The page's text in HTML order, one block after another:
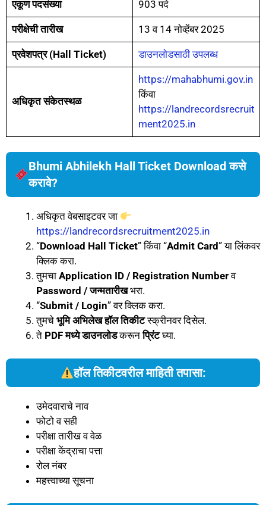
एकूण पदसंख्या 903 पदे
परीक्षेची तारीख 13 व 14 नोव्हेंबर 2025
प्रवेशपत्र (Hall Ticket) डाउनलोडसाठी उपलब्ध
अधिकृत संकेतस्थळ
https://mahabhumi.gov.in
किंवा
https://landrecordsrecruit
ment2025.in
Bhumi Abhilekh Hall Ticket Download कसे
करावे?
अधिकृत वेबसाइटवर जा
https://landrecordsrecruitment2025.in
“Download Hall Ticket” किंवा “Admit Card” या लिंकवर
क्लिक करा.
तुमचा Application ID / Registration Numberव
Password / जन्मतारीखभरा.
“Submit / Login” वर क्लिक करा.
तुमचे भूमि अभिलेख हॉल तिकीटस्क्रीनवर दिसेल.
ते PDF मध्ये डाउनलोडकरूनप्रिंटघ्या.
हॉल तिकीटवरील माहिती तपासा:
उमेदवाराचे नाव
फोटो व सही
परीक्षा तारीख व वेळ
परीक्षा केंद्राचा पत्ता
रोल नंबर
महत्त्वाच्या सूचना